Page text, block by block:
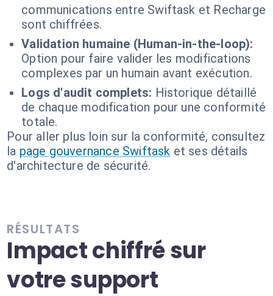
communications entre Swiftask et Recharge
sont chiffrées.
Validation humaine (Human-in-the-loop):
Option pour faire valider les modifications
complexes par un humain avant exécution.
Logs d'audit complets: Historique détaillé
de chaque modification pour une conformité
totale.
Pour aller plus loin sur la conformité, consultez
la page gouvernance Swiftask et ses détails
d'architecture de sécurité.
RÉSULTATS
Impact chiffré sur
votre support